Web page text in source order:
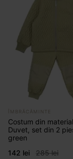
ÎMBRĂCĂMINTE
Costum din
Duvet, set din 2
green
142 lei
285 lei